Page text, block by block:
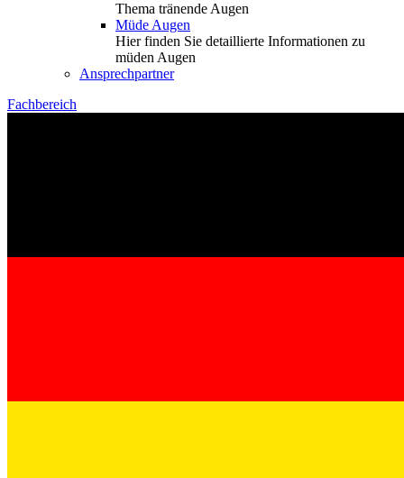
Thema tränende Augen
Müde Augen
Hier finden Sie detaillierte Informationen zu
müden Augen
Ansprechpartner
Fachbereich